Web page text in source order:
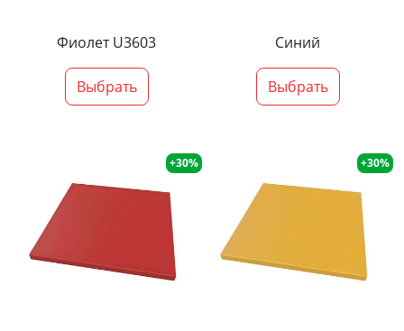
Фиолет U3603
Выбрать
Синий
Выбрать
+30% +30%